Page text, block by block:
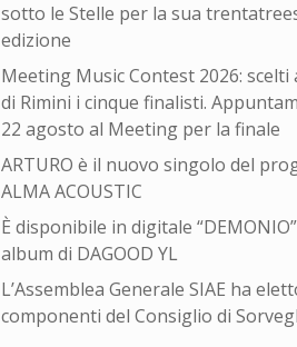
sotto le Stelle per la sua
edizione
Meeting Music Contest 2026: scelti
di Rimini i cinque finalisti.
22 agosto al Meeting per la finale
ARTURO è il nuovo singolo del
ALMA ACOUSTIC
È disponibile in digitale
album di DAGOOD YL
L’Assemblea Generale SIAE ha
componenti del Consiglio di